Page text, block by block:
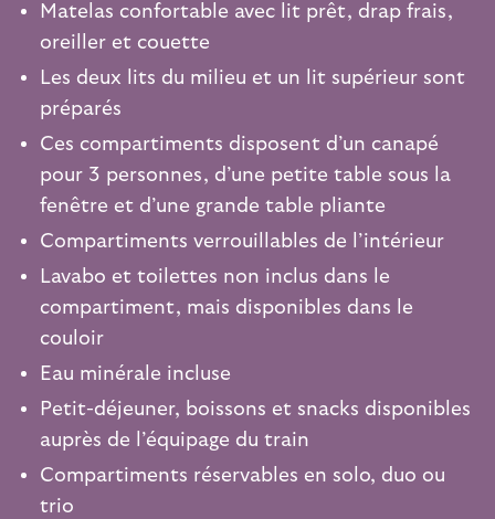
Matelas confortable avec lit prêt, drap frais,
oreiller et couette
Les deux lits du milieu et un lit supérieur sont
préparés
Ces compartiments disposent d’un canapé
pour 3 personnes, d’une petite table sous la
fenêtre et d’une grande table pliante
Compartiments verrouillables de l’intérieur
Lavabo et toilettes non inclus dans le
compartiment, mais disponibles dans le
couloir
Eau minérale incluse
Petit-déjeuner, boissons et snacks disponibles
auprès de l’équipage du train
Compartiments réservables en solo, duo ou
trio